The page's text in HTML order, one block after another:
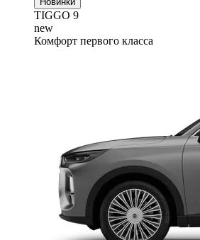
TIGGO 9
new
Комфорт первого класса